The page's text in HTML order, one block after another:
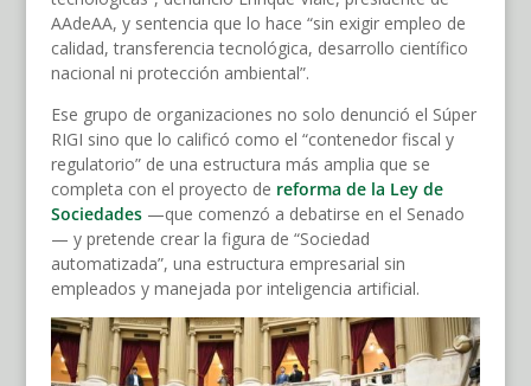
AAdeAA, y sentencia que lo hace “sin exigir empleo de
calidad, transferencia tecnológica, desarrollo científico
nacional ni protección ambiental”.
Ese grupo de organizaciones no solo denunció el Súper
RIGI sino que lo calificó como el “contenedor fiscal y
regulatorio” de una estructura más amplia que se
completa con el proyecto de reforma de la Ley de
Sociedades—que comenzó a debatirse en el Senado
— y pretende crear la figura de “Sociedad
automatizada”, una estructura empresarial sin
empleados y manejada por inteligencia artificial.